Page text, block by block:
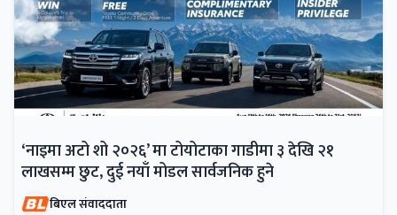
‘नाइमा अटो शो २०२६’ मा टोयोटाका गाडीमा ३ देखि २१
लाखसम्म छुट, दुई नयाँ मोडल सार्वजनिक हुने
बिएल संवाददाता